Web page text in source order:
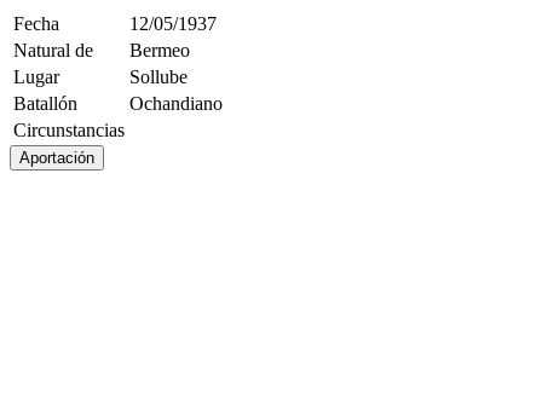
Fecha
12/05/1937
Natural de
Bermeo
Lugar
Sollube
Batallón
Ochandiano
Circunstancias